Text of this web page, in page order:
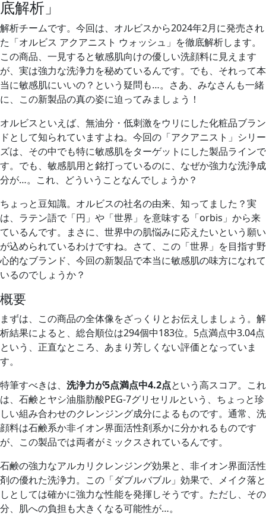
底解析」
解析チームです。今回は、オルビスから2024年2月に発売され
た「オルビス アクアニスト ウォッシュ」を徹底解析します。
この商品、一見すると敏感肌向けの優しい洗顔料に見えます
が、実は強力な洗浄力を秘めているんです。でも、それって本
当に敏感肌にいいの？という疑問も…。さあ、みなさんも一緒
に、この新製品の真の姿に迫ってみましょう！
オルビスといえば、無油分・低刺激をウリにした化粧品ブラン
ドとして知られていますよね。今回の「アクアニスト」シリー
ズは、その中でも特に敏感肌をターゲットにした製品ラインで
す。でも、敏感肌用と銘打っているのに、なぜか強力な洗浄成
分が…。これ、どういうことなんでしょうか？
ちょっと豆知識。オルビスの社名の由来、知ってました？実
は、ラテン語で「円」や「世界」を意味する「orbis」から来
ているんです。まさに、世界中の肌悩みに応えたいという願い
が込められているわけですね。さて、この「世界」を目指す野
心的なブランド、今回の新製品で本当に敏感肌の味方になれて
いるのでしょうか？
概要
まずは、この商品の全体像をざっくりとお伝えしましょう。解
析結果によると、総合順位は294個中183位。5点満点中3.04点
という、正直なところ、あまり芳しくない評価となっていま
す。
特筆すべきは、 洗浄力が5点満点中4.2点という高スコア。これ
は、石鹸とヤシ油脂肪酸PEG-7グリセリルという、ちょっと珍
しい組み合わせのクレンジング成分によるものです。通常、洗
顔料は石鹸系か非イオン界面活性剤系かに分かれるものです
が、この製品では両者がミックスされているんです。
石鹸の強力なアルカリクレンジング効果と、非イオン界面活性
剤の優れた洗浄力。この「ダブルバブル」効果で、メイク落と
しとしては確かに強力な性能を発揮しそうです。ただし、その
分、肌への負担も大きくなる可能性が…。